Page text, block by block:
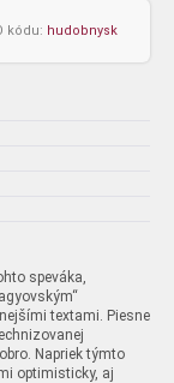
kódu: hudobnysk
speváka,
textami. Piesne
Napriek týmto
optimisticky, aj